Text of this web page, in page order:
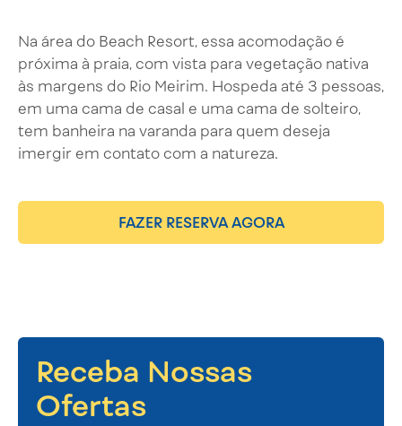
Na área do Beach Resort, essa acomodação é
próxima à praia, com vista para vegetação nativa
às margens do Rio Meirim. Hospeda até 3 pessoas,
em uma cama de casal e uma cama de solteiro,
tem banheira na varanda para quem deseja
imergir em contato com a natureza.
FAZER RESERVA AGORA
Receba Nossas
Ofertas